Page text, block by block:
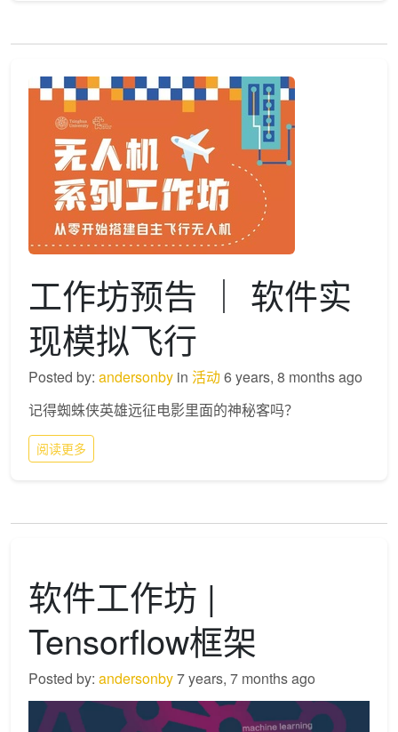
工作坊预告 ｜ 软件实
现模拟飞行
Posted by: andersonby in 活动6 years, 8 months ago
记得蜘蛛侠英雄远征电影里面的神秘客吗？
阅读更多
软件工作坊 |
Tensorflow框架
Posted by: andersonby7 years, 7 months ago